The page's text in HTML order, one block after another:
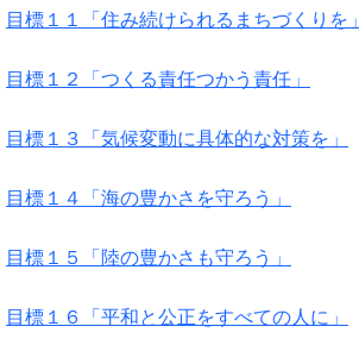
目標１１「住み続けられるまちづくりを」
目標１２「つくる責任つかう責任」
目標１３「気候変動に具体的な対策を」
目標１４「海の豊かさを守ろう」
目標１５「陸の豊かさも守ろう」
目標１６「平和と公正をすべての人に」